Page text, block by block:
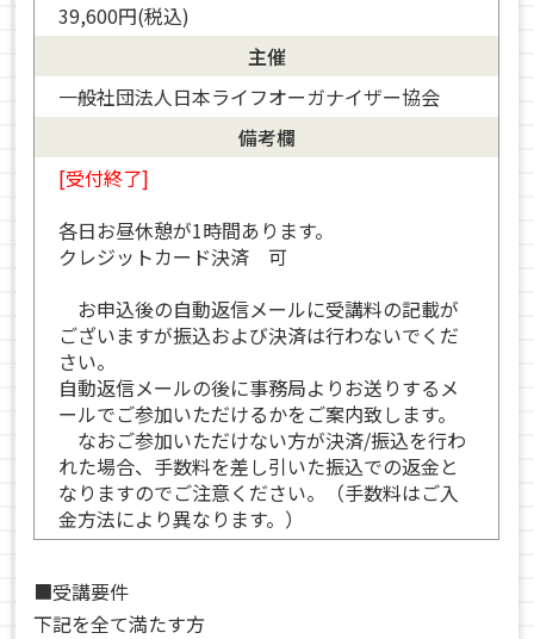
39,600円(税込)
主催
一般社団法人日本ライフオーガナイザー協会
備考欄
[受付終了]
各日お昼休憩が1時間あります。
クレジットカード決済 可
お申込後の自動返信メールに受講料の記載が
ございますが振込および決済は行わないでくだ
さい。
自動返信メールの後に事務局よりお送りするメ
ールでご参加いただけるかをご案内致します。
なおご参加いただけない方が決済/振込を行わ
れた場合、手数料を差し引いた振込での返金と
なりますのでご注意ください。（手数料はご入
金方法により異なります。）
■受講要件
下記を全て満たす方